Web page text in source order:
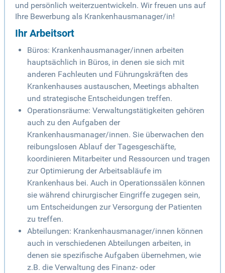
und persönlich weiterzuentwickeln. Wir freuen uns auf
Ihre Bewerbung als Krankenhausmanager/in!
Ihr Arbeitsort
Büros: Krankenhausmanager/innen arbeiten
hauptsächlich in Büros, in denen sie sich mit
anderen Fachleuten und Führungskräften des
Krankenhauses austauschen, Meetings abhalten
und strategische Entscheidungen treffen.
Operationsräume: Verwaltungstätigkeiten gehören
auch zu den Aufgaben der
Krankenhausmanager/innen. Sie überwachen den
reibungslosen Ablauf der Tagesgeschäfte,
koordinieren Mitarbeiter und Ressourcen und tragen
zur Optimierung der Arbeitsabläufe im
Krankenhaus bei. Auch in Operationssälen können
sie während chirurgischer Eingriffe zugegen sein,
um Entscheidungen zur Versorgung der Patienten
zu treffen.
Abteilungen: Krankenhausmanager/innen können
auch in verschiedenen Abteilungen arbeiten, in
denen sie spezifische Aufgaben übernehmen, wie
z.B. die Verwaltung des Finanz- oder